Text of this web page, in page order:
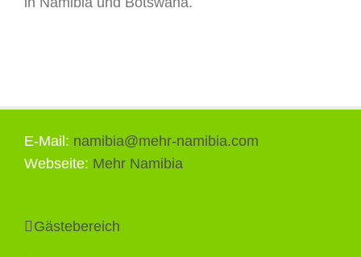
E-Mail: namibia@mehr-namibia.com
Webseite: Mehr Namibia
Gästebereich